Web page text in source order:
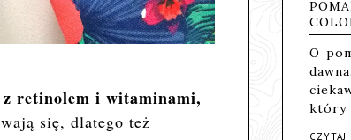
z retinolem i witaminami,
się, dlatego też
O
który
CZYTAJ